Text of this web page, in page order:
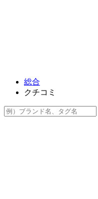
総合
クチコミ